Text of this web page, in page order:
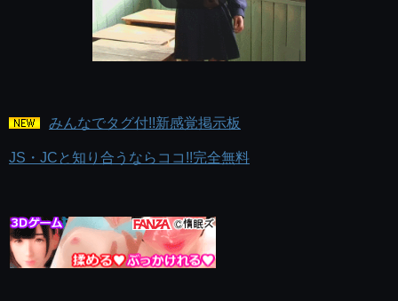
みんなでタグ付!!新感覚掲示板
JS・JCと知り合うならココ!!完全無料